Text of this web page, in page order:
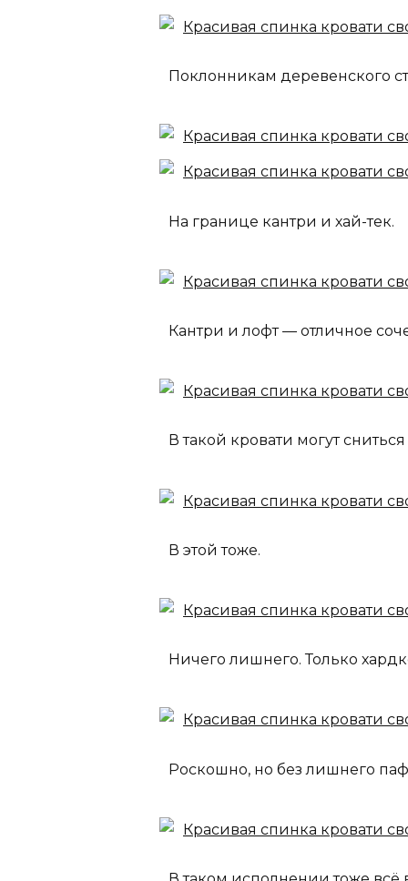
Поклонникам деревенского
На границе кантри и хай-тек.
Кантри и лофт — отличное
В такой кровати могут
В этой тоже.
Ничего лишнего. Только
Роскошно, но без лишнего